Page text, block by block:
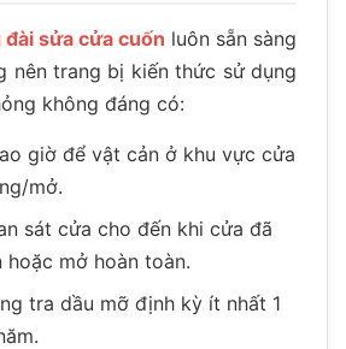
sửa cửa cuốn luôn sẵn sàng
nên trang bị kiến thức sử dụng
không đáng có:
giờ để vật cản ở khu vực cửa
mở.
sát cửa cho đến khi cửa đã
hoặc mở hoàn toàn.
tra dầu mỡ định kỳ ít nhất 1